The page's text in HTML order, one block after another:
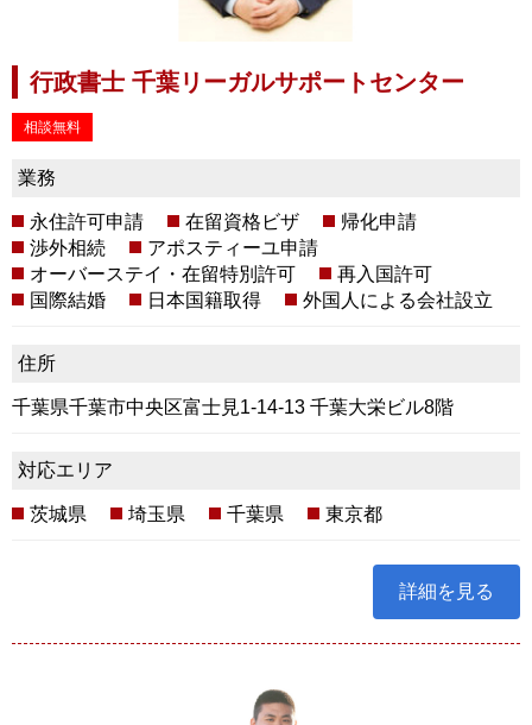
行政書士 千葉リーガルサポートセンター
相談無料
業務
永住許可申請 在留資格ビザ
帰化申請
渉外相続
アポスティーユ申請
オーバーステイ・在留特別許可
再入国許可
国際結婚
日本国籍取得 外国人による会社設立
住所
千葉県千葉市中央区富士見1-14-13 千葉大栄ビル8階
対応エリア
茨城県 埼玉県 千葉県 東京都
詳細を見る